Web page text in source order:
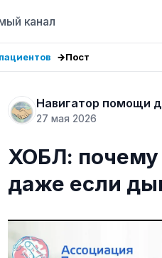
канал
Пост
Навигатор помощи
27 мая 2026
ХОБЛ: почему
даже если